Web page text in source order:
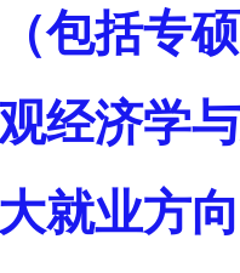
包括专
经济学
就业方